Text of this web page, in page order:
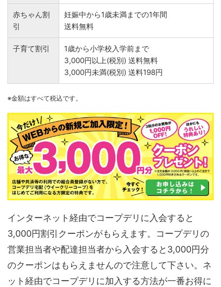
赤ちゃん割
引
妊娠中から1歳未満までの1年間
送料無料
子育て割引
1歳から小学校入学前まで
3,000円以上(税別) 送料無料
3,000円未満(税別) 送料198円
※金額はすべて税込です。
インターネット経由でコープデリに入会すると
3,000円割引クーポンがもらえます。コープデリの
営業担当者や配達担当者から入会すると3,000円分
のクーポンはもらえませんので注意して下さい。ネ
ット経由でコープデリに加入する方法が一番お得に